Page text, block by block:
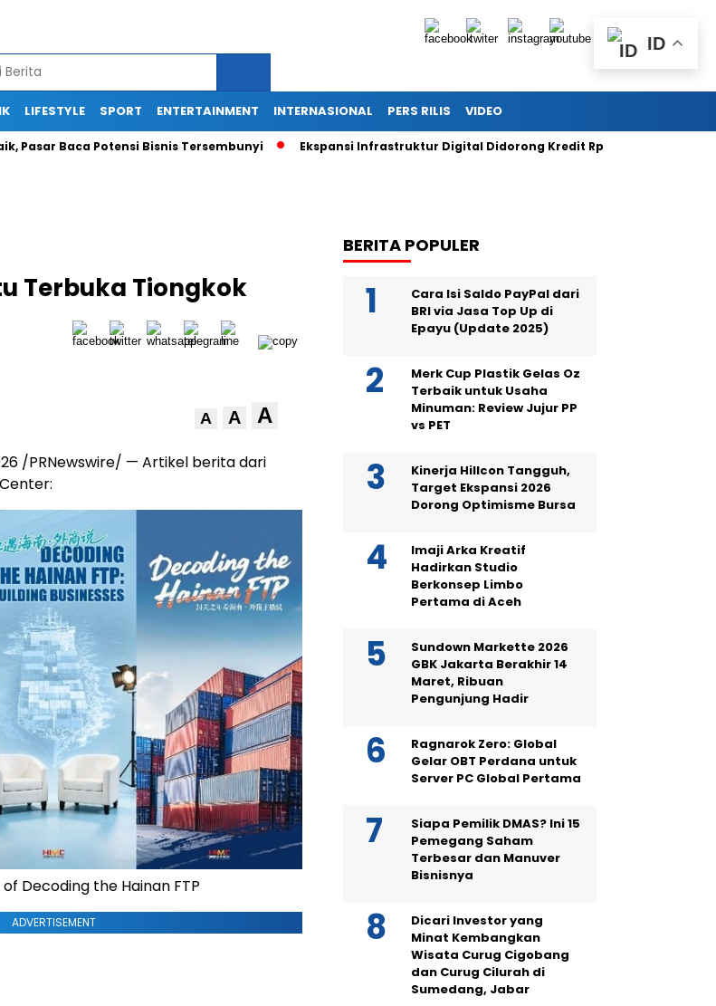
LIFESTYLE SPORT ENTERTAINMENT INTERNASIONAL PERS RILIS VIDEO
Baca Potensi Bisnis Tersembunyi Ekspansi Infrastruktur Digital Didorong Kredit Rp400 Miliar TOWR dari
Terbuka Tiongkok
A A A
/PRNewswire/ — Artikel berita dari
Decoding the Hainan FTP
ADVERTISEMENT
BERITA POPULER
Cara Isi Saldo PayPal dari
BRI via Jasa Top Up di
Epayu (Update 2025)
Merk Cup Plastik Gelas Oz
Terbaik untuk Usaha
Minuman: Review Jujur PP
vs PET
Kinerja Hillcon Tangguh,
Target Ekspansi 2026
Dorong Optimisme Bursa
Imaji Arka Kreatif
Hadirkan Studio
Berkonsep Limbo
Pertama di Aceh
Sundown Markette 2026
GBK Jakarta Berakhir 14
Maret, Ribuan
Pengunjung Hadir
Ragnarok Zero: Global
Gelar OBT Perdana untuk
Server PC Global Pertama
Siapa Pemilik DMAS? Ini 15
Pemegang Saham
Terbesar dan Manuver
Bisnisnya
Dicari Investor yang
Minat Kembangkan
Wisata Curug Cigobang
dan Curug Cilurah di
Sumedang, Jabar
ID